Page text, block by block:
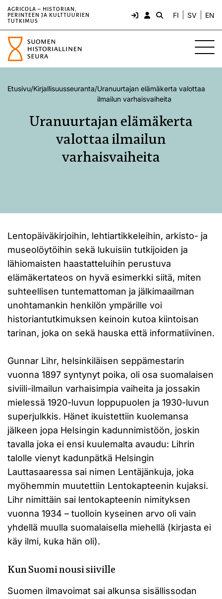
AGRICOLA – HISTORIAN,
PERINTEEN JA KULTTUURIEN
TUTKIMUS
FI SV EN
Etusivu/Kirjallisuusseuranta/Uranuurtajan elämäkerta valottaa
ilmailun varhaisvaiheita
Uranuurtajan elämäkerta
valottaa ilmailun
varhaisvaiheita
Lentopäiväkirjoihin, lehtiartikkeleihin, arkisto- ja
museolöytöihin sekä lukuisiin tutkijoiden ja
lähiomaisten haastatteluihin perustuva
elämäkertateos on hyvä esimerkki siitä, miten
suhteellisen tuntemattoman ja jälkimaailman
unohtamankin henkilön ympärille voi
historiantutkimuksen keinoin kutoa kiintoisan
tarinan, joka on sekä hauska että informatiivinen.
Gunnar Lihr, helsinkiläisen seppämestarin
vuonna 1897 syntynyt poika, oli osa suomalaisen
siviili-ilmailun varhaisimpia vaiheita ja jossakin
mielessä 1920-luvun loppupuolen ja 1930-luvun
superjulkkis. Hänet ikuistettiin kuolemansa
jälkeen jopa Helsingin kadunnimistöön, joskin
tavalla joka ei ensi kuulemalta avaudu: Lihrin
talolle vienyt kadunpätkä Helsingin
Lauttasaaressa sai nimen Lentäjänkuja, joka
myöhemmin muutettiin Lentokapteenin kujaksi.
Lihr nimittäin sai lentokapteenin nimityksen
vuonna 1934 – tuolloin kyseinen arvo oli vain
yhdellä muulla suomalaisella miehellä (kirjasta ei
käy ilmi, kuka hän oli).
Kun Suomi nousi siiville
Suomen ilmavoimat sai alkunsa sisällissodan